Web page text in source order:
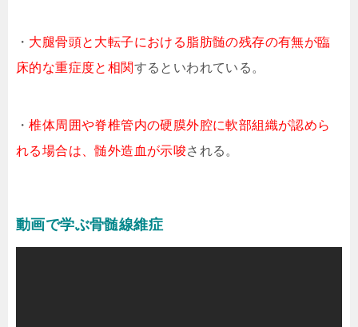
・ 大腿骨頭と大転子における脂肪髄の残存の有無が臨
床的な重症度と相関するといわれている。
・椎体周囲や脊椎管内の硬膜外腔に軟部組織が認めら
れる場合は、髄外造血が示唆される。
動画で学ぶ骨髄線維症